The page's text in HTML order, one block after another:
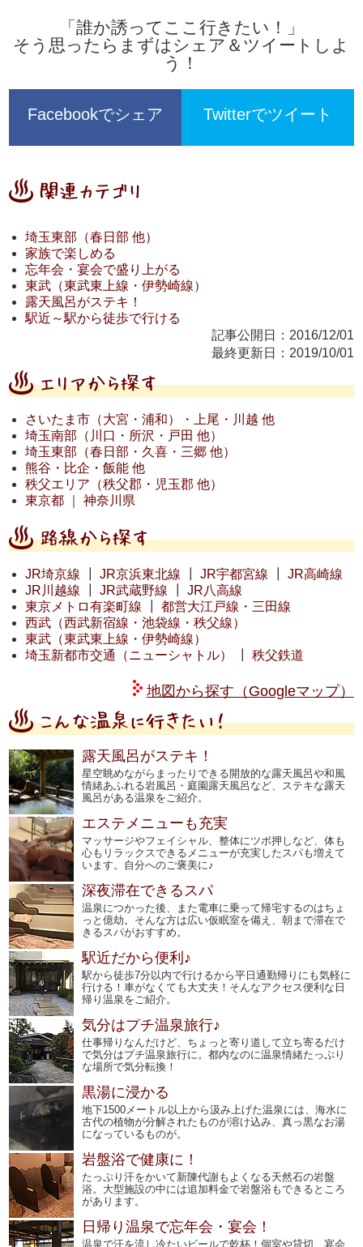
「誰か誘ってここ行きたい！」
そう思ったらまずはシェア＆ツイートしよ
う！
Facebookでシェア Twitterでツイート
埼玉東部（春日部 他）
家族で楽しめる
忘年会・宴会で盛り上がる
東武（東武東上線・伊勢崎線）
露天風呂がステキ！
駅近～駅から徒歩で行ける
記事公開日：2016/12/01
最終更新日：2019/10/01
さいたま市（大宮・浦和）・上尾・川越 他
埼玉南部（川口・所沢・戸田 他）
埼玉東部（春日部・久喜・三郷 他）
熊谷・比企・飯能 他
秩父エリア（秩父郡・児玉郡 他）
東京都 ｜神奈川県
JR埼京線 ┃JR京浜東北線 ┃JR宇都宮線 ┃JR高崎線
JR川越線 ┃JR武蔵野線 ┃JR八高線
東京メトロ有楽町線 ┃都営大江戸線・三田線
西武（西武新宿線・池袋線・秩父線）
東武（東武東上線・伊勢崎線）
埼玉新都市交通（ニューシャトル）
┃秩父鉄道
地図から探す（Googleマップ）
露天風呂がステキ！
星空眺めながらまったりできる開放的な露天風呂や和風
情緒あふれる岩風呂・庭園露天風呂など、ステキな露天
風呂がある温泉をご紹介。
エステメニューも充実
マッサージやフェイシャル、整体にツボ押しなど、体も
心もリラックスできるメニューが充実したスパも増えて
います。自分へのご褒美に♪
深夜滞在できるスパ
温泉につかった後、また電車に乗って帰宅するのはちょ
っと億劫。そんな方は広い仮眠室を備え、朝まで滞在で
きるスパがおすすめ。
駅近だから便利♪
駅から徒歩7分以内で行けるから平日通勤帰りにも気軽に
行ける！車がなくても大丈夫！そんなアクセス便利な日
帰り温泉をご紹介。
気分はプチ温泉旅行♪
仕事帰りなんだけど、ちょっと寄り道して立ち寄るだけ
で気分はプチ温泉旅行に。都内なのに温泉情緒たっぷり
な場所で気分転換！
黒湯に浸かる
地下1500メートル以上から汲み上げた温泉には、海水に
古代の植物が分解されたものが溶け込み、真っ黒なお湯
になっているものが。
岩盤浴で健康に！
たっぷり汗をかいて新陳代謝もよくなる天然石の岩盤
浴。大型施設の中には追加料金で岩盤浴もできるところ
があります。
日帰り温泉で忘年会・宴会！
温泉で汗を流し冷たいビールで乾杯！個室や貸切、宴会